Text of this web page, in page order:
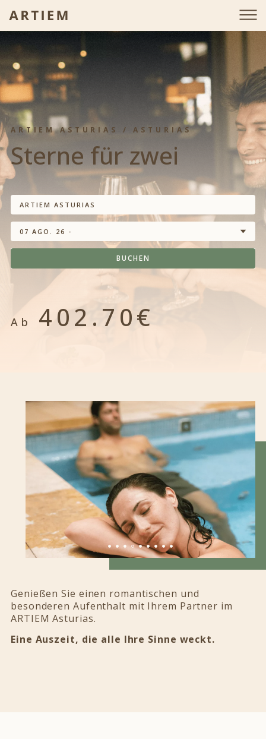
ARTIEM ASTURIAS / ASTURIAS
Sterne für zwei
ARTIEM ASTURIAS
07 AGO. 26 -
BUCHEN
Ab 402.70€
Genießen Sie einen romantischen und
besonderen Aufenthalt mit Ihrem Partner im
ARTIEM Asturias.
Eine Auszeit, die alle Ihre Sinne weckt.